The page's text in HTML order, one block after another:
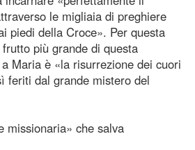
le migliaia di preghiere
piedi della Croce». Per questa
più grande di questa
Maria è «la risurrezione dei cuori
feriti dal grande mistero del
missionaria» che salva